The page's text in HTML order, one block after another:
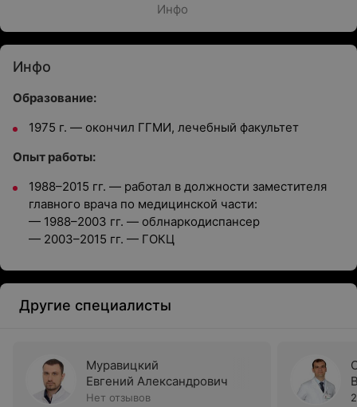
Инфо
Инфо
Образование:
1975 г. — окончил ГГМИ, лечебный факультет
Опыт работы:
1988–2015 гг. — работал в должности заместителя
главного врача по медицинской части:
— 1988–2003 гг. — облнаркодиспансер
— 2003–2015 гг. — ГОКЦ
Другие специалисты
Муравицкий
Евгений Александрович
Нет отзывов